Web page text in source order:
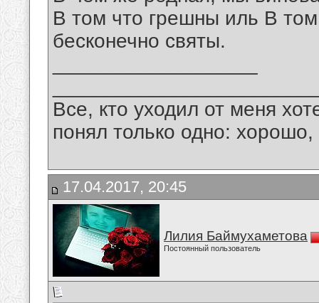
В том что грешны иль В
бесконечно святы.
Все, кто уходил от меня
понял только одно:
17.04.2017, 20:45
Лилия Баймухаметова
Постоянный пользователь